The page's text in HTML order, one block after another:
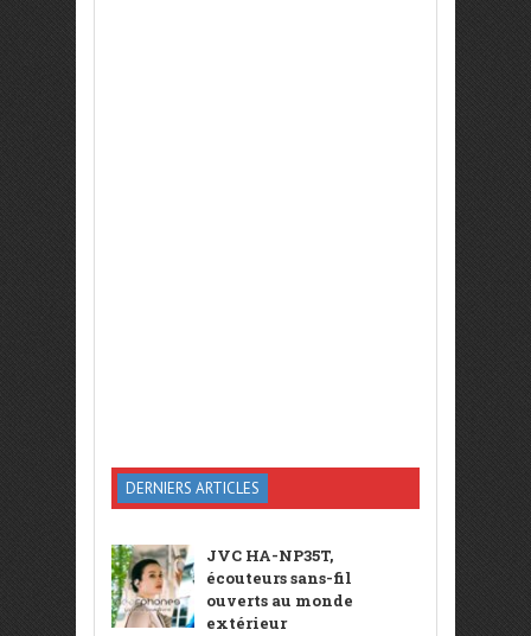
DERNIERS ARTICLES
JVC HA-NP35T,
écouteurs sans-fil
ouverts au monde
extérieur